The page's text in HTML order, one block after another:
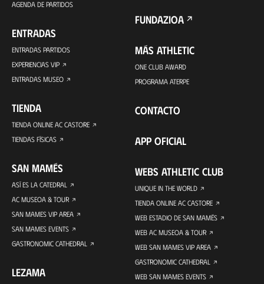
AGENDA DE PARTIDOS
ENTRADAS
ENTRADAS PARTIDOS
EXPERIENCIAS VIP
ENTRADAS MUSEO
TIENDA
TIENDA ONLINE AC CASTORE
TIENDAS FÍSICAS
SAN MAMÉS
ASÍ ES LA CATEDRAL
AC MUSEOA & TOUR
SAN MAMES VIP AREA
SAN MAMES EVENTS
GASTRONOMIC CATHEDRAL
LEZAMA
FUNDAZIOA
MÁS ATHLETIC
ONE CLUB AWARD
PROGRAMA ATERPE
CONTACTO
APP OFICIAL
WEBS ATHLETIC CLUB
UNIQUE IN THE WORLD
TIENDA ONLINE AC CASTORE
WEB ESTADIO DE SAN MAMÉS
WEB AC MUSEOA & TOUR
WEB SAN MAMES VIP AREA
GASTRONOMIC CATHEDRAL
WEB SAN MAMES EVENTS